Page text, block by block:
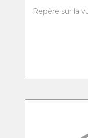
Repère sur la